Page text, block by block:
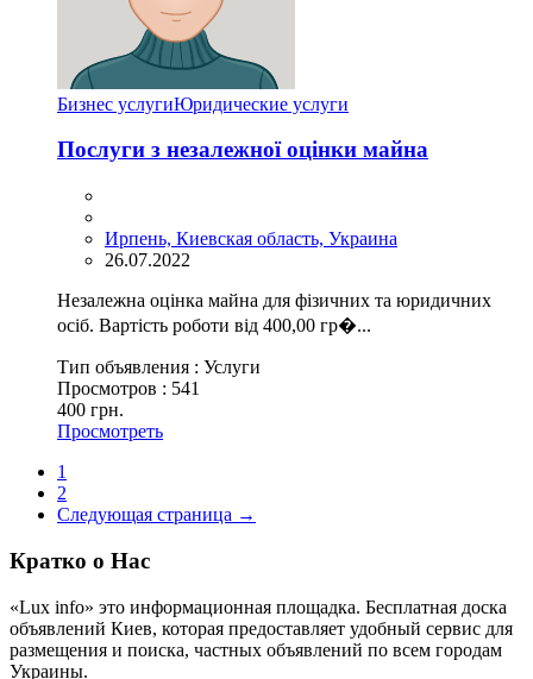
Бизнес услугиЮридические услуги
Послуги з незалежної оцінки майна
Ирпень, Киевская область, Украина
26.07.2022
Незалежна оцінка майна для фізичних та юридичних
осіб. Вартість роботи від 400,00 гр�...
Тип объявления : Услуги
Просмотров : 541
400 грн.
Просмотреть
1
2
Следующая страница →
Кратко о Нас
«Lux info» это информационная площадка. Бесплатная доска
объявлений Киев, которая предоставляет удобный сервис для
размещения и поиска, частных объявлений по всем городам
Украины.